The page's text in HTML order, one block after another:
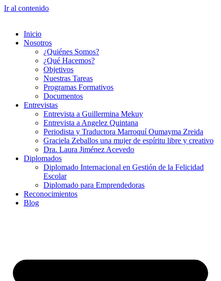
Ir al contenido
Inicio
Nosotros
¿Quiénes Somos?
¿Qué Hacemos?
Objetivos
Nuestras Tareas
Programas Formativos
Documentos
Entrevistas
Entrevista a Guillermina Mekuy
Entrevista a Angelez Quintana
Periodista y Traductora Marroquí Oumayma Zreida
Graciela Zeballos una mujer de espíritu libre y creativo
Dra. Laura Jiménez Acevedo
Diplomados
Diplomado Internacional en Gestión de la Felicidad
Escolar
Diplomado para Emprendedoras
Reconocimientos
Blog